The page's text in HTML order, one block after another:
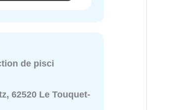
de pisci
62520 Le Touquet-